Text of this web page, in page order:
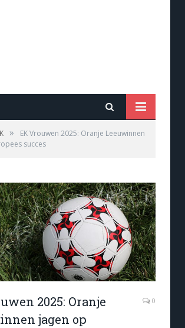
»
EK Vrouwen 2025: Oranje Leeuwinnen
succes
2025: Oranje
jagen op
0